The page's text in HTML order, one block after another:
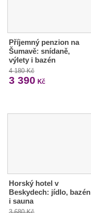
Příjemný penzion na
Šumavě: snídaně,
výlety i bazén
4 180 Kč
3 390 Kč
Horský hotel v
Beskydech: jídlo, bazén
i sauna